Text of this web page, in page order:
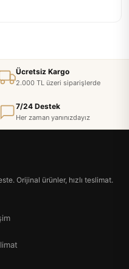
Ücretsiz Kargo
2.000 TL üzeri siparişlerde
7/24 Destek
Her zaman yanınızdayız
Orijinal ürünler, hızlı teslimat.